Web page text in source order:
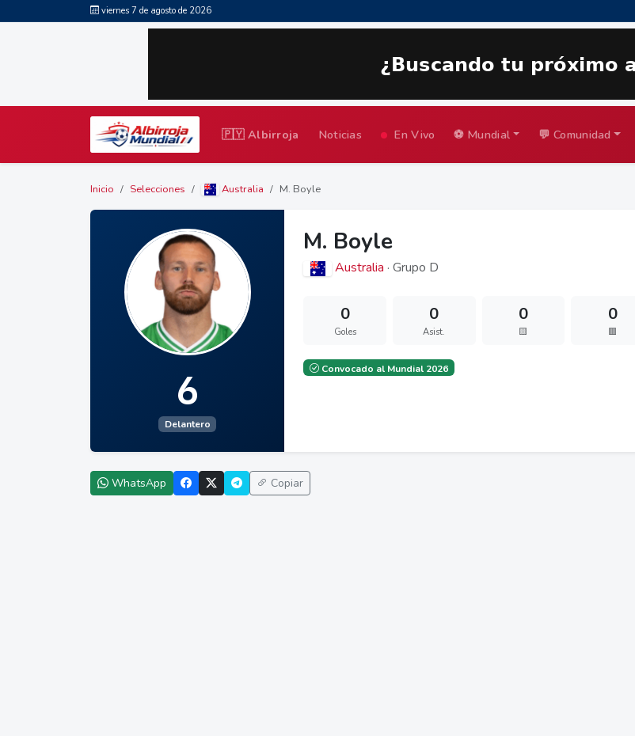
viernes 7 de agosto de 2026
🇵🇾 Albirroja Noticias En Vivo ⚽ Mundial 💬 Comunidad
Inicio Selecciones Australia M. Boyle
6
Delantero
M. Boyle
Australia · Grupo D
0
Goles
0
Asist.
0
🟨
0
🟥
Convocado al Mundial 2026
WhatsApp Copiar